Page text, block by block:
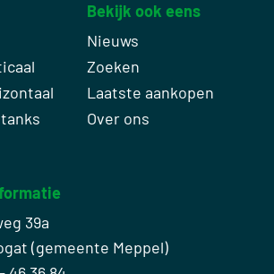
Bekijk ook eens
Nieuws
Zoeken
Laatste aankopen
Over ons
39a
(gemeente Meppel)